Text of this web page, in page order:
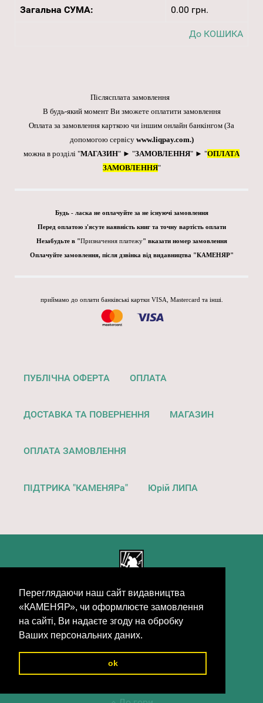
Переглядаючи наш сайт видавництва
«КАМЕНЯР», чи оформлюєте замовлення
на сайті, Ви надаєте згоду на обробку
Ваших персональних даних.
ok
Загальна СУМА: 0.00 грн.
До КОШИКА
Післясплата замовлення
В будь-який момент Ви зможете оплатити замовлення
Оплата за замовлення карткою чи іншим онлайн банкінгом (За
допомогою сервісу www.liqpay.com.)
можна в розділі "МАГАЗИН" ► "ЗАМОВЛЕННЯ" ► "ОПЛАТА
ЗАМОВЛЕННЯ"
Будь - ласка не оплачуйте за не існуючі замовлення
Перед оплатою з'ясуте наявність книг та точну вартість оплати
Незабудьте в "Призначення платежу" вказати номер замовлення
Оплачуйте замовлення, після дзвінка від видавництва "КАМЕНЯР"
приймамо до оплати банківські картки VISA, Mastercard та інші.
ПУБЛІЧНА ОФЕРТА ОПЛАТА
ДОСТАВКА ТА ПОВЕРНЕННЯ МАГАЗИН
ОПЛАТА ЗАМОВЛЕННЯ
ПІДТРИКА "КАМЕНЯРа" Юрій ЛИПА
© 1939 - 2026 видавництво "КАМЕНЯР"
© 2026 MiG